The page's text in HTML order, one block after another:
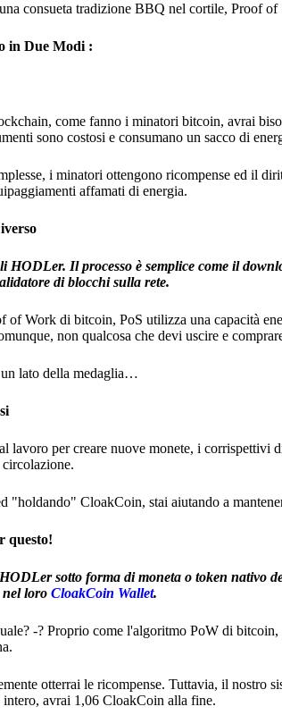
consueta tradizione BBQ nel cortile, Proof
in Due Modi :
come fanno i minatori bitcoin, avrai
sono costosi e consumano un sacco di
i minatori ottengono ricompense ed il
affamati di energia.
HODLer. Il processo è semplice come il
di blocchi sulla rete.
of Work di bitcoin, PoS utilizza una capacità
non qualcosa che devi uscire e
lato della medaglia…
lavoro per creare nuove monete, i corrispettivi
"holdando" CloakCoin, stai aiutando a
questo!
sotto forma di moneta o token nativo
nel loro CloakCoin Wallet.
-? Proprio come l'algoritmo PoW di
otterrai le ricompense. Tuttavia, il nostro
avrai 1,06 CloakCoin alla fine.